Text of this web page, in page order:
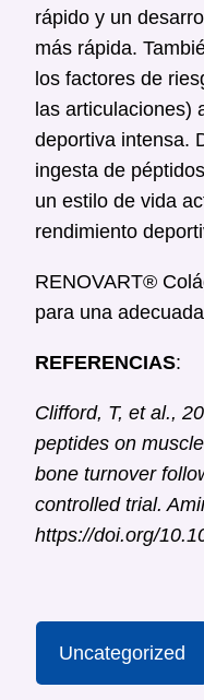
rápido y un
más rápida.
los factores de
las articulaciones)
deportiva intensa.
ingesta de
un estilo de vida
rendimiento
RENOVART®
para una
REFERENCIAS:
Clifford, T, et al.,
peptides on
bone turnover
controlled trial.
https://doi.org/
Uncategorized